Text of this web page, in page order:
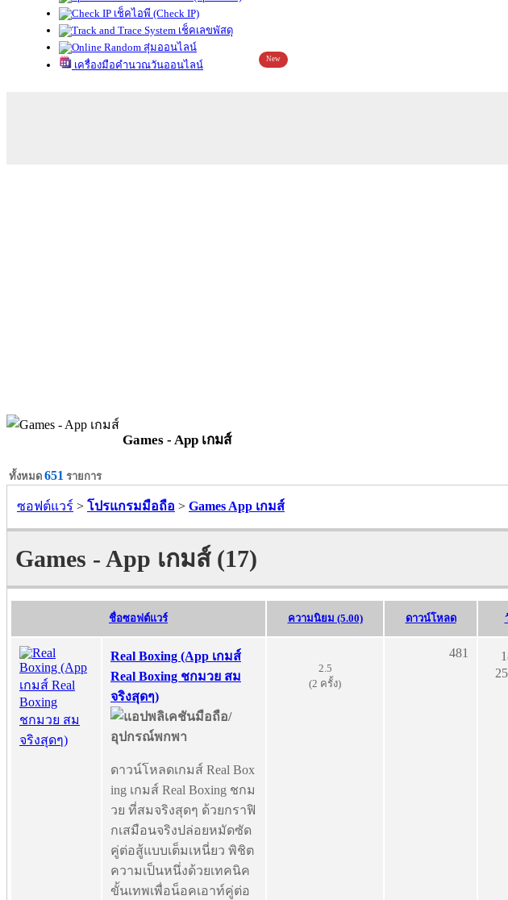
เช็คไอพี (Check IP)
เช็คเลขพัสดุ
สุ่มออนไลน์
เครื่องมือคำนวณวันออนไลน์
New
Games - App เกมส์
ทั้งหมด 651 รายการ
ซอฟต์แวร์ > โปรแกรมมือถือ > Games App เกมส์
Games - App เกมส์ (17)
ชื่อซอฟต์แวร์ ความนิยม (5.00) ดาวน์โหลด
Real Boxing (App เกมส์
Real Boxing ชกมวย สม
จริงสุดๆ)
ดาวน์โหลดเกมส์ Real Box
ing เกมส์ Real Boxing ชกม
วย ที่สมจริงสุดๆ ด้วยกราฟิ
กเสมือนจริงปล่อยหมัดซัด
คู่ต่อสู้แบบเต็มเหนี่ยว พิชิต
ความเป็นหนึ่งด้วยเทคนิค
ขั้นเทพเพื่อน็อคเอาท์คู่ต่อ
2.5
(2 ครั้ง)
481